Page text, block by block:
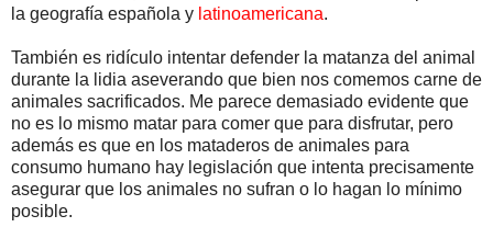
la geografía española y latinoamericana.
También es ridículo intentar defender la matanza del animal
durante la lidia aseverando que bien nos comemos carne de
animales sacrificados. Me parece demasiado evidente que
no es lo mismo matar para comer que para disfrutar, pero
además es que en los mataderos de animales para
consumo humano hay legislación que intenta precisamente
asegurar que los animales no sufran o lo hagan lo mínimo
posible.